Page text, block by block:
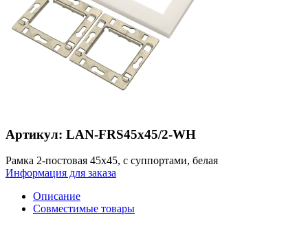
Артикул: LAN-FRS45x45/2-WH
Рамка 2-постовая 45х45, с суппортами, белая
Информация для заказа
Описание
Совместимые товары